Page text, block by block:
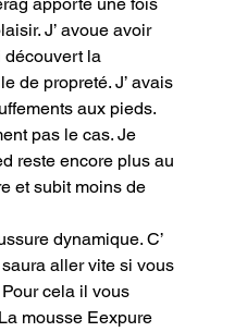
J’ avoue avoir
découvert la
de propreté. J’ avais
aux pieds.
pas le cas. Je
reste encore plus au
et subit moins de
dynamique. C’
aller vite si vous
cela il vous
mousse Eexpure